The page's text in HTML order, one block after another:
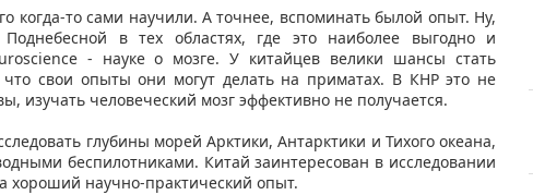
когда-то сами научили. А точнее, вспоминать былой опыт. Ну,
в тех областях, где это наиболее выгодно и
- науке о мозге. У китайцев велики шансы стать
свои опыты они могут делать на приматах. В КНР это не
человеческий мозг эффективно не получается.
глубины морей Арктики, Антарктики и Тихого океана,
беспилотниками. Китай заинтересован в исследовании
хороший научно-практический опыт.